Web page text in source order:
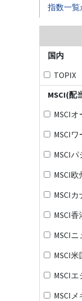
指数一
国内
TOPIX
MSCI(配
MSCI
MSCI
MSCI
MSCI
MSCI
MSCI
MSCI
MSCI
MSCI
MSCI